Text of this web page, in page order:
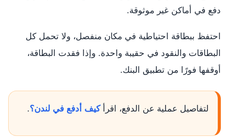
دفع في أماكن غير موثوقة.
احتفظ ببطاقة احتياطية في مكان منفصل، ولا تحمل كل
البطاقات والنقود في حقيبة واحدة. وإذا فقدت البطاقة،
أوقفها فورًا من تطبيق البنك.
لتفاصيل عملية عن الدفع، اقرأكيف أدفع في لندن؟.